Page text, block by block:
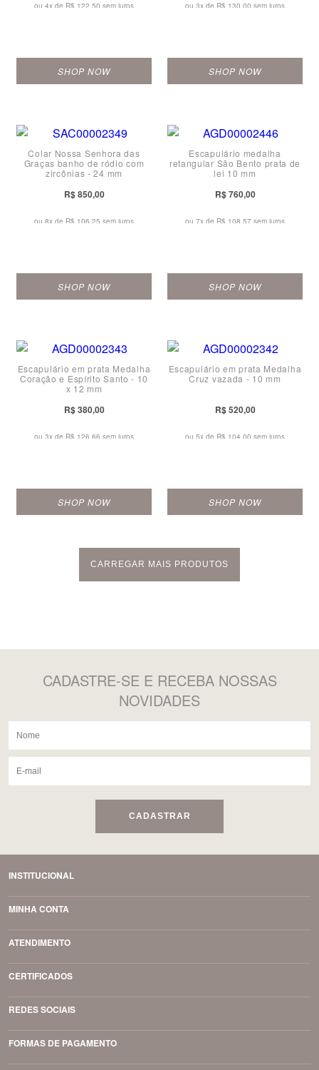
ou 4x de R$ 122,50 sem juros
SHOP NOW
ou 3x de R$ 130,00 sem juros
SHOP NOW
Colar Nossa Senhora das
Graças banho de ródio com
zircônias - 24 mm
R$ 850,00
ou 8x de R$ 106,25 sem juros
SHOP NOW
Escapulário medalha
retangular São Bento prata de
lei 10 mm
R$ 760,00
ou 7x de R$ 108,57 sem juros
SHOP NOW
Escapulário em prata Medalha
Coração e Espírito Santo - 10
x 12 mm
R$ 380,00
ou 3x de R$ 126,66 sem juros
SHOP NOW
Escapulário em prata Medalha
Cruz vazada - 10 mm
R$ 520,00
ou 5x de R$ 104,00 sem juros
SHOP NOW
CARREGAR MAIS PRODUTOS
CADASTRE-SE E RECEBA NOSSAS
NOVIDADES
CADASTRAR
INSTITUCIONAL
MINHA CONTA
ATENDIMENTO
CERTIFICADOS
REDES SOCIAIS
FORMAS DE PAGAMENTO